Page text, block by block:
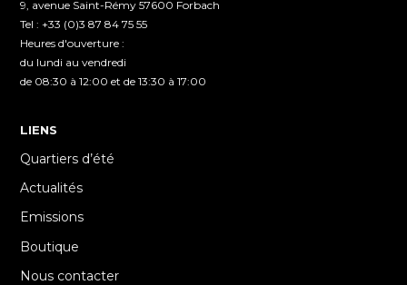
9, avenue Saint-Rémy 57600 Forbach
Tel : +33 (0)3 87 84 75 55
Heures d'ouverture :
du lundi au vendredi
de 08:30 à 12:00 et de 13:30 à 17:00
LIENS
Quartiers d’été
Actualités
Emissions
Boutique
Nous contacter